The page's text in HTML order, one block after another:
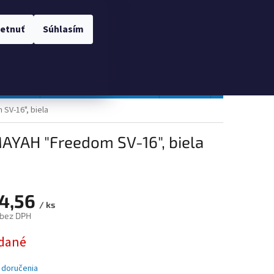
Súhlasím
16", biela
"Freedom SV-16", biela
/ ks
DPH